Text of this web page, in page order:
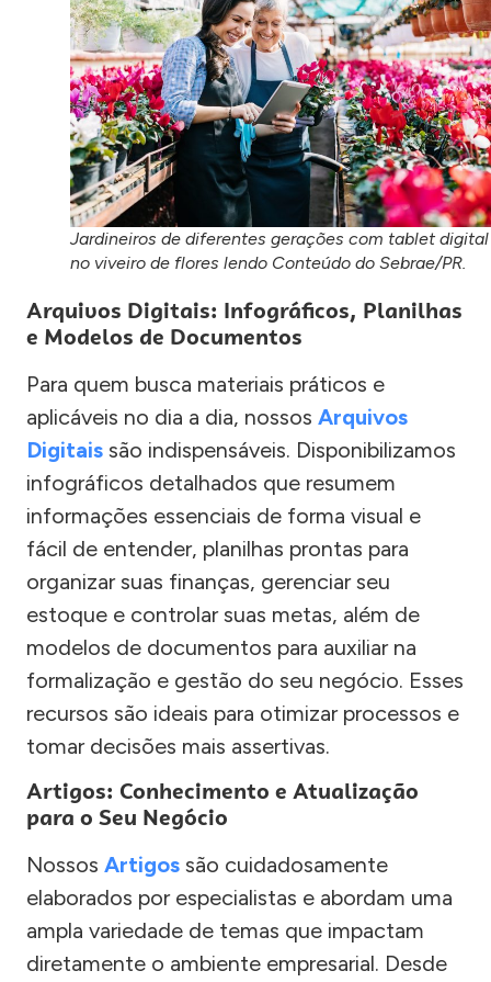
Jardineiros de diferentes gerações com tablet digital
no viveiro de flores lendo Conteúdo do Sebrae/PR.
Arquivos Digitais: Infográficos, Planilhas
e Modelos de Documentos
Para quem busca materiais práticos e
aplicáveis no dia a dia, nossos Arquivos
Digitais são indispensáveis. Disponibilizamos
infográficos detalhados que resumem
informações essenciais de forma visual e
fácil de entender, planilhas prontas para
organizar suas finanças, gerenciar seu
estoque e controlar suas metas, além de
modelos de documentos para auxiliar na
formalização e gestão do seu negócio. Esses
recursos são ideais para otimizar processos e
tomar decisões mais assertivas.
Artigos: Conhecimento e Atualização
para o Seu Negócio
Nossos Artigos são cuidadosamente
elaborados por especialistas e abordam uma
ampla variedade de temas que impactam
diretamente o ambiente empresarial. Desde